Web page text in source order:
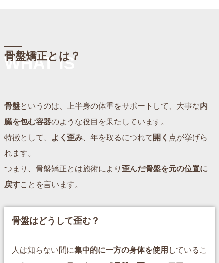
WHAT IS
骨盤矯正とは？
骨盤というのは、上半身の体重をサポートして、大事な内
臓を包む容器のような役目を果たしています。
特徴として、
よく歪み、年を取るにつれて 開く 点が挙げら
れます。
つまり、骨盤矯正とは施術により 歪んだ骨盤を元の位置に
戻すことを言います。
骨盤はどうして歪む？
人は知らない間に集中的に一方の身体を使用 しているこ